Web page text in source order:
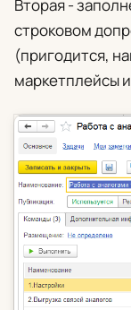
Вторая -
строковом
(пригодится,
маркетплейсы